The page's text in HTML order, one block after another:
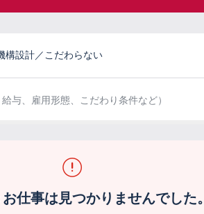
構設計／こだわらない
給与、雇用形態、こだわり条件など）
仕事は見つかりませんでした。